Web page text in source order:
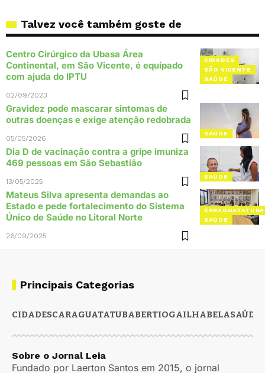
Talvez você também goste de
CIDADES
SÃO VICENTE
SAÚDE
Centro Cirúrgico da Ubasa Área
Continental, em São Vicente, é equipado
com ajuda do IPTU
02/09/2023
SAÚDE
Gravidez pode mascarar sintomas de
outras doenças e exige atenção redobrada
05/05/2026
SAÚDE
Dia D de vacinação contra a gripe imuniza
469 pessoas em São Sebastião
13/05/2025
CARAGUATATUBA
SAÚDE
Mateus Silva apresenta demandas ao
Estado e pede fortalecimento do Sistema
Único de Saúde no Litoral Norte
26/09/2025
Principais Categorias
CIDADESCARAGUATATUBABERTIOGAILHABELASAÚDE
Sobre o Jornal Leia
Fundado por Laerton Santos em 2015, o jornal